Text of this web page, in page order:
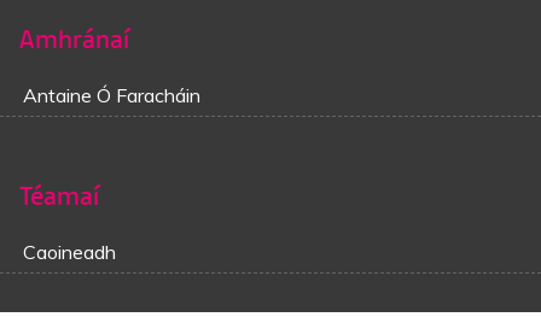
Amhránaí
Antaine Ó Faracháin
Téamaí
Caoineadh